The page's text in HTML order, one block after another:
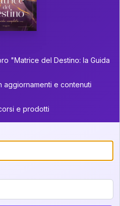
per vedere
gratuita della tua
per ricevere
sarà disponibile.
nella vostra
unione
"Matrice del Destino: la Guida
aggiornamenti e contenuti
e prodotti